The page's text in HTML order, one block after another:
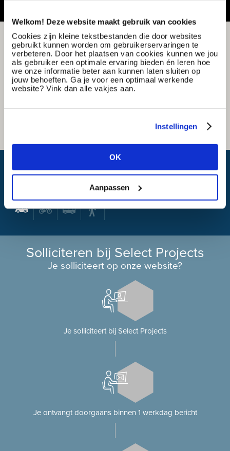
Welkom! Deze website maakt gebruik van cookies
Cookies zijn kleine tekstbestanden die door websites
gebruikt kunnen worden om gebruikerservaringen te
verbeteren. Door het plaatsen van cookies kunnen we jou
als gebruiker een optimale ervaring bieden én leren hoe
we onze informatie beter aan kunnen laten sluiten op
jouw behoeften. Ga je voor een optimaal werkende
website? Vink dan alle vakjes aan.
Instellingen
OK
Aanpassen
Wat is mijn reistijd?
Solliciteren bij Select Projects
Je solliciteert op onze website?
Je solliciteert bij Select Projects
Je ontvangt doorgaans binnen 1 werkdag bericht